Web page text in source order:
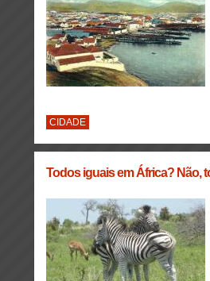
CIDADE
Todos iguais em África? Não,